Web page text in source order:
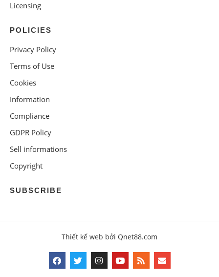
Licensing
POLICIES
Privacy Policy
Terms of Use
Cookies
Information
Compliance
GDPR Policy
Sell informations
Copyright
SUBSCRIBE
Thiết kế web bởi Qnet88.com